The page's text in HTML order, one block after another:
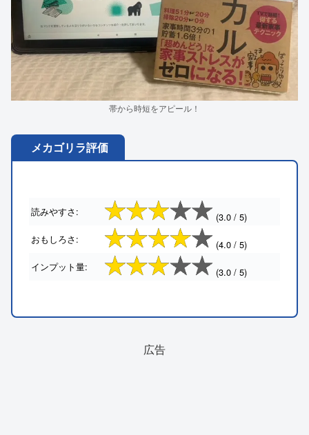
帯から時短をアピール！
メカゴリラ評価
読みやすさ:
(3.0 / 5)
おもしろさ:
(4.0 / 5)
インプット量:
(3.0 / 5)
広告